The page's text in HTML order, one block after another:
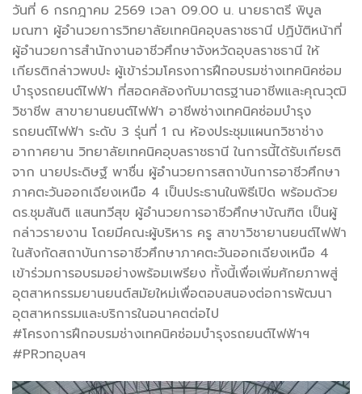
วันที่ 6 กรกฎาคม 2569 เวลา 09.00 น. นายธาตรี พิบูล
มณฑา ผู้อำนวยการวิทยาลัยเทคนิคอุบลราชธานี ปฏิบัติหน้าที่
ผู้อำนวยการสำนักงานอาชีวศึกษาจังหวัดอุบลราชธานี ให้
เกียรติกล่าวพบปะ ผู้เข้าร่วมโครงการฝึกอบรมช่างเทคนิคซ่อม
บำรุงรถยนต์ไฟฟ้า ที่สอดคล้องกับมาตรฐานอาชีพและคุณวุฒิ
วิชาชีพ สาขายานยนต์ไฟฟ้า อาชีพช่างเทคนิคซ่อมบำรุง
รถยนต์ไฟฟ้า ระดับ 3 รุ่นที่ 1 ณ ห้องประชุมแผนกวิชาช่าง
อากาศยาน วิทยาลัยเทคนิคอุบลราชธานี ในการนี้ได้รับเกียรติ
จาก นายประดิษฐ์ พาชื่น ผู้อำนวยการสถาบันการอาชีวศึกษา
ภาคตะวันออกเฉียงเหนือ 4 เป็นประธานในพิธีเปิด พร้อมด้วย
ดร.ชุมสันติ แสนทวีสุข ผู้อำนวยการอาชีวศึกษาบัณฑิต เป็นผู้
กล่าวรายงาน โดยมีคณะผู้บริหาร ครู สาขาวิชายานยนต์ไฟฟ้า
ในสังกัดสถาบันการอาชีวศึกษาภาคตะวันออกเฉียงเหนือ 4
เข้าร่วมการอบรมอย่างพร้อมเพรียง ทั้งนี้เพื่อเพิ่มศักยภาพสู่
อุตสาหกรรมยานยนต์สมัยใหม่เพื่อตอบสนองต่อการพัฒนา
อุตสาหกรรมและบริการในอนาคตต่อไป
#โครงการฝึกอบรมช่างเทคนิคซ่อมบำรุงรถยนต์ไฟฟ้าฯ
#PRวทอุบลฯ